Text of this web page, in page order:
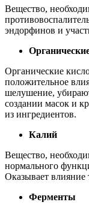
Вещество,
эндорфинов и
Органические
положительное
шелушение,
создании масок и
из ингредиентов.
Калий
Вещество,
нормального
Оказывает влияние
Ферменты